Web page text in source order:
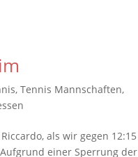
,Tennis Mannschaften,
als wir gegen 12:15
einer Sperrung der